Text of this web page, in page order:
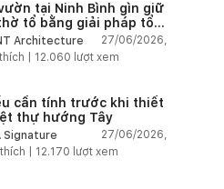
tại Ninh Bình gìn giữ
tổ bằng giải pháp tổ
không gian
Architecture
27/06/2026,
| 12.060 lượt xem
cần tính trước khi thiết
thự hướng Tây
Signature
27/06/2026,
| 12.170 lượt xem